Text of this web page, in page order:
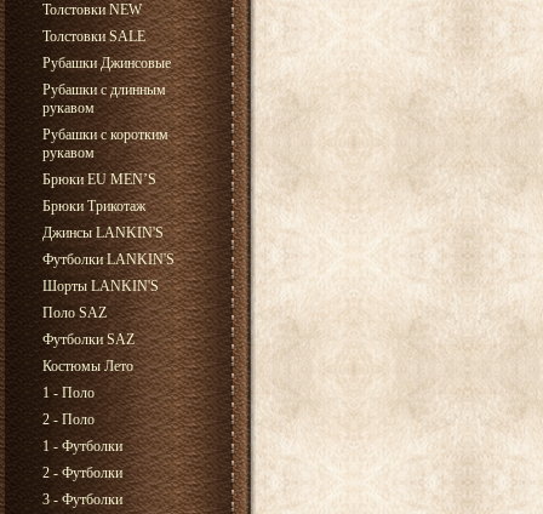
Толстовки NEW
Толстовки SALE
Рубашки Джинсовые
Рубашки с длинным
рукавом
Рубашки с коротким
рукавом
Брюки EU MEN’S
Брюки Трикотаж
Джинсы LANKIN'S
Футболки LANKIN'S
Шорты LANKIN'S
Поло SAZ
Футболки SAZ
Костюмы Лето
1 - Поло
2 - Поло
1 - Футболки
2 - Футболки
3 - Футболки